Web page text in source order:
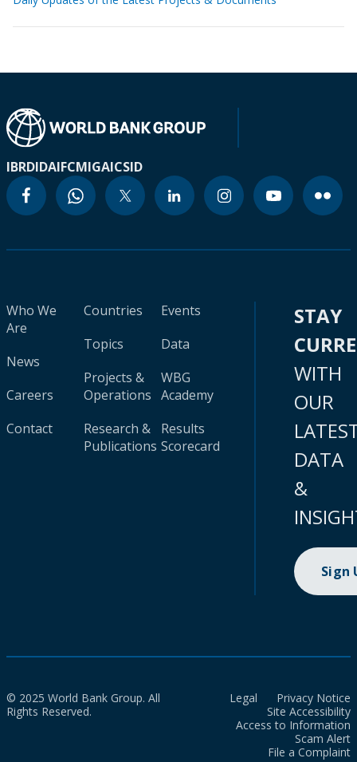
IBRDIDAIFCMIGAICSID
Who We
Are
News
Careers
Contact
Countries
Topics
Projects &
Operations
Research &
Publications
Events
Data
WBG
Academy
Results
Scorecard
STAY
WITH
OUR
DATA
&
Sign
© 2025 World Bank Group. All
Rights Reserved.
Legal
Privacy Notice
Site Accessibility
Access to Information
Scam Alert
File a Complaint